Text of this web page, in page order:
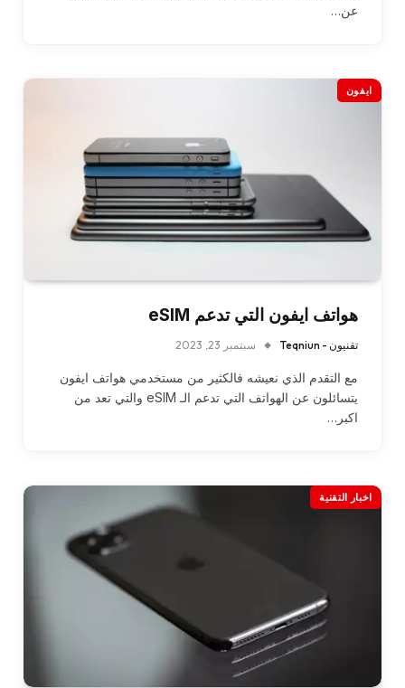
عن…
ايفون
هواتف ايفون التي تدعم eSIM
تقنيون - Teqniun سبتمبر 23, 2023
مع التقدم الذي نعيشه فالكثير من مستخدمي هواتف ايفون
يتسائلون عن الهواتف التي تدعم الـ eSIM والتي تعد من
اكبر…
اخبار التقنية